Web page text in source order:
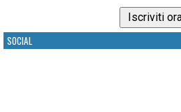
SOCIAL